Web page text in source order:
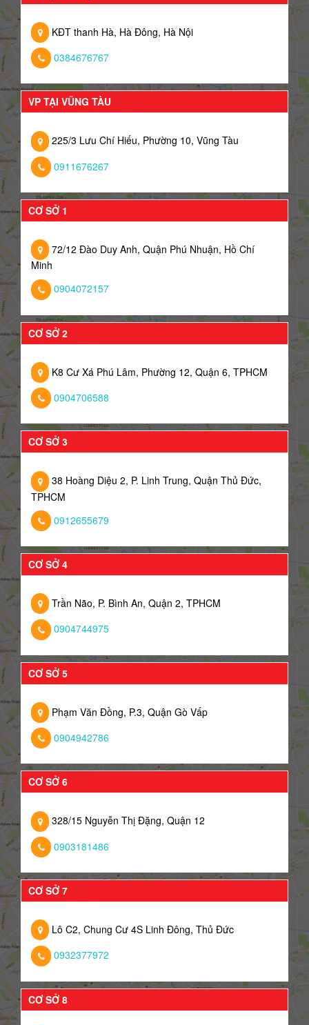
KĐT thanh Hà, Hà Đông, Hà Nội
0384676767
VP TẠI VŨNG TÀU
225/3 Lưu Chí Hiếu, Phường 10, Vũng Tàu
0911676267
CƠ SỞ 1
72/12 Đào Duy Anh, Quận Phú Nhuận, Hồ Chí
Minh
0904072157
CƠ SỞ 2
K8 Cư Xá Phú Lâm, Phường 12, Quận 6, TPHCM
0904706588
CƠ SỞ 3
38 Hoàng Diệu 2, P. Linh Trung, Quận Thủ Đức,
TPHCM
0912655679
CƠ SỞ 4
Trần Não, P. Bình An, Quận 2, TPHCM
0904744975
CƠ SỞ 5
Phạm Văn Đồng, P.3, Quận Gò Vấp
0904942786
CƠ SỞ 6
328/15 Nguyễn Thị Đặng, Quận 12
0903181486
CƠ SỞ 7
Lô C2, Chung Cư 4S Linh Đông, Thủ Đức
0932377972
CƠ SỞ 8